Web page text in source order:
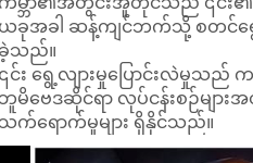
ခုအခါ ဆန့်ကျင်ဘက်သို့ စတင်ရွေ့
သည်။
င်း ရွေ့လျားမှုပြောင်းလဲမှုသ
မိဗေဒဆိုင်ရာ လုပ်ငန်းစဉ်မျာ
က်ရောက်မှုများ ရှိနိုင်သည်။